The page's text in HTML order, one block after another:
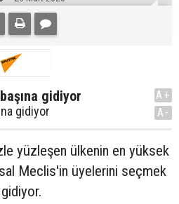
gidiyor
gidiyor
A+
A-
yüzleşen ülkenin en yüksek
Meclis'in üyelerini seçmek
gidiyor.